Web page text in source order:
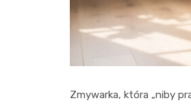
Zmywarka, która „niby